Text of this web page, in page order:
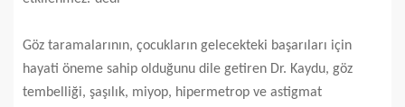
Göz taramalarının, çocukların gelecekteki başarıları için
hayati öneme sahip olduğunu dile getiren Dr. Kaydu, göz
tembelliği, şaşılık, miyop, hipermetrop ve astigmat